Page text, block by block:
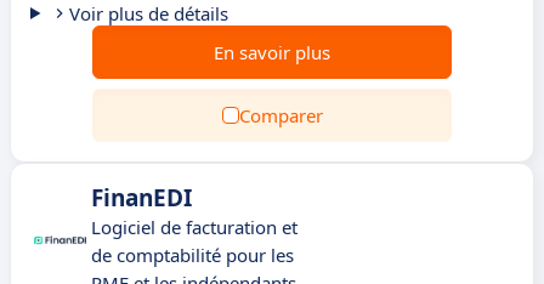
Voir plus de détails
En savoir plus
Comparer
FinanEDI
Logiciel de facturation et
de comptabilité pour les